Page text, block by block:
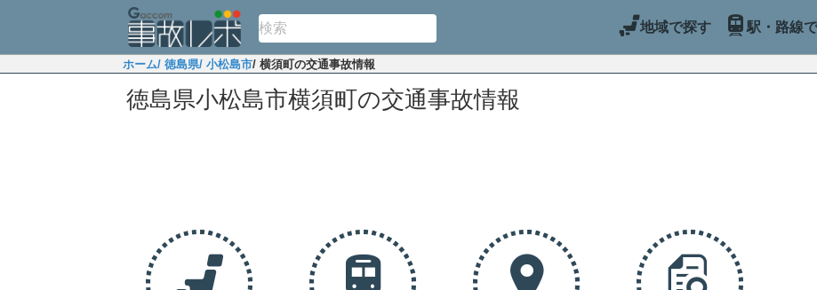
地域で探す 駅・路線
ホーム/ 徳島県/ 小松島市/ 横須町の交通事故情報
徳島県小松島市横須町の交通事故情報